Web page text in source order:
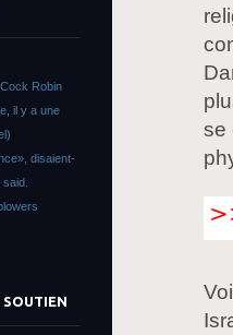
se
Robin
il y a une
disaient-
SOUTIEN